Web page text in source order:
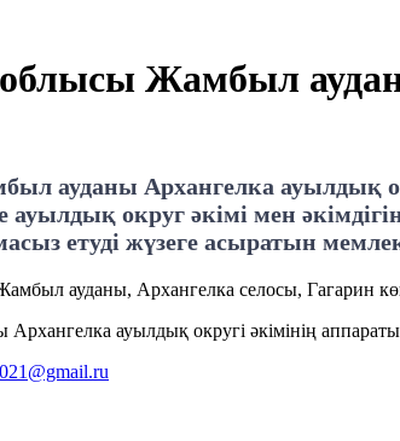
Жамбыл
ауданы Архангелка ауылдық
ауылдық округ әкімі мен
етуді жүзеге асыратын
ауданы, Архангелка селосы, Гагарин
ауылдық округі әкімінің